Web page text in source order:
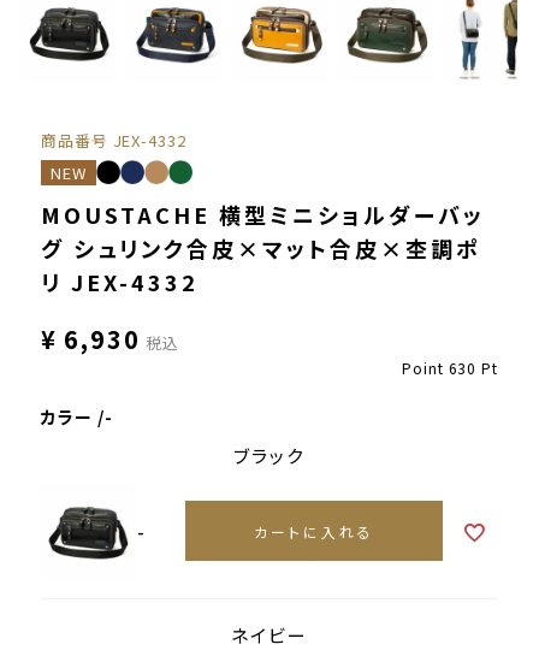
商品番号 JEX-4332
NEW
MOUSTACHE 横型ミニショルダーバッ
グ シュリンク合皮×マット合皮×杢調ポ
リ JEX-4332
¥ 6,930 税込
Point 630 Pt
カラー -
ブラック
- カートに入れる
ネイビー